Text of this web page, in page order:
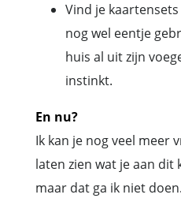
Vind je
nog wel eentje
huis al uit zijn
instinkt.
En nu?
Ik kan je nog veel meer
laten zien wat je aan dit
maar dat ga ik niet